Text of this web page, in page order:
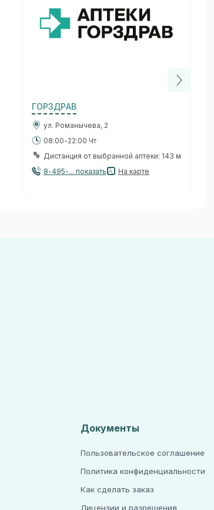
ГОРЗДРАВ
ул. Романычева, 2
08:00-22:00 Чт
Дистанция от выбранной аптеки: 143 м
8-495-... показать
На карте
Документы
Пользовательское соглашение
Политика конфиденциальности
Как сделать заказ
Лицензии и разрешения